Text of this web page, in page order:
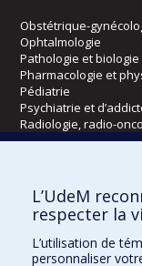
Obstétrique-
Ophtalmologie
Pathologie et
Pharmacologie et
Pédiatrie
Psychiatrie et
Radiologie, radio-
Écoles
Kinésiologie et des
Orthophonie et
Réadaptation
L’UdeM
respecter la
L’utilisation de
personnaliser